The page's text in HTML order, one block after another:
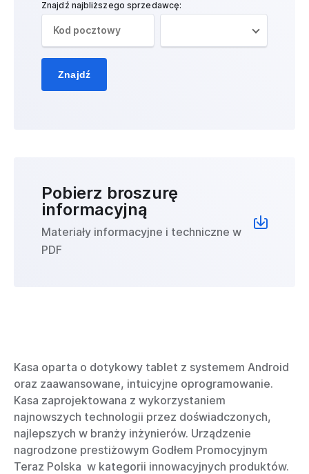
Znajdź najbliższego sprzedawcę:
Znajdź
Pobierz broszurę
informacyjną
Materiały informacyjne i techniczne w
PDF
Kasa oparta o dotykowy tablet z systemem Android
oraz zaawansowane, intuicyjne oprogramowanie.
Kasa zaprojektowana z wykorzystaniem
najnowszych technologii przez doświadczonych,
najlepszych w branży inżynierów. Urządzenie
nagrodzone prestiżowym Godłem Promocyjnym
Teraz Polska w kategorii innowacyjnych produktów.